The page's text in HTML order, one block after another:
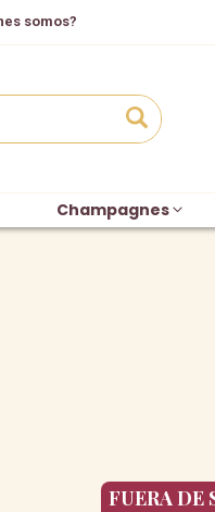
somos?
Champagnes
FUERA DE